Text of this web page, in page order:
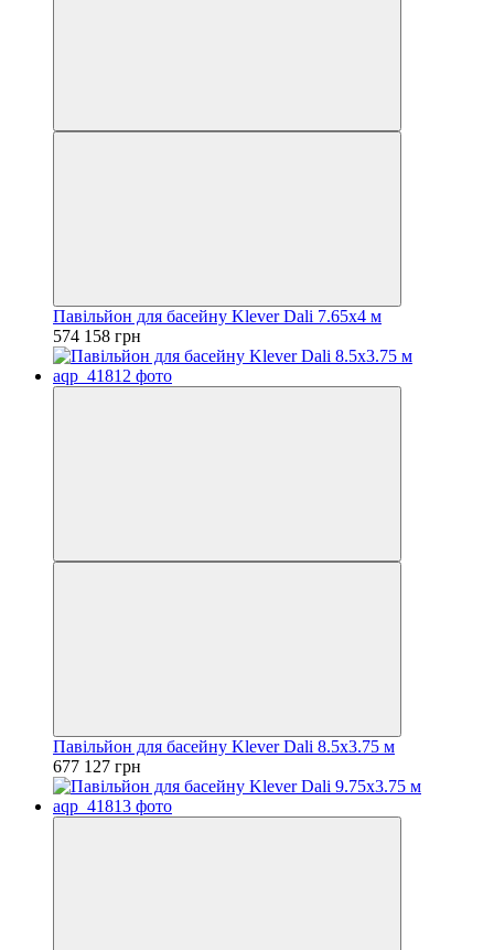
Павільйон для басейну Klever Dali 7.65x4 м
574 158 грн
Павільйон для басейну Klever Dali 8.5x3.75 м
677 127 грн